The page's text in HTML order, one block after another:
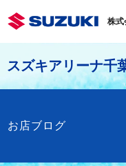
株式
スズキアリーナ千
お店ブログ